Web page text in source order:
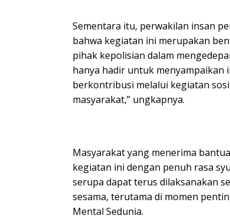
Sementara itu, perwakilan insan
bahwa kegiatan ini merupakan
pihak kepolisian dalam
hanya hadir untuk
berkontribusi melalui kegiatan
masyarakat,” ungkapnya.
Masyarakat yang menerima
kegiatan ini dengan penuh rasa
serupa dapat terus dilaksanakan
sesama, terutama di momen
Mental Sedunia.